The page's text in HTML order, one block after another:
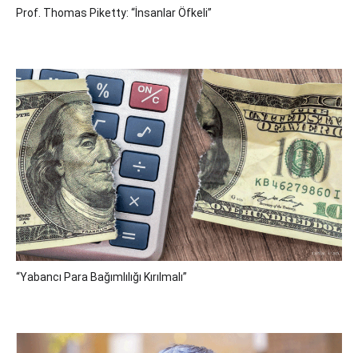
Prof. Thomas Piketty: “İnsanlar Öfkeli”
“Yabancı Para Bağımlılığı Kırılmalı”